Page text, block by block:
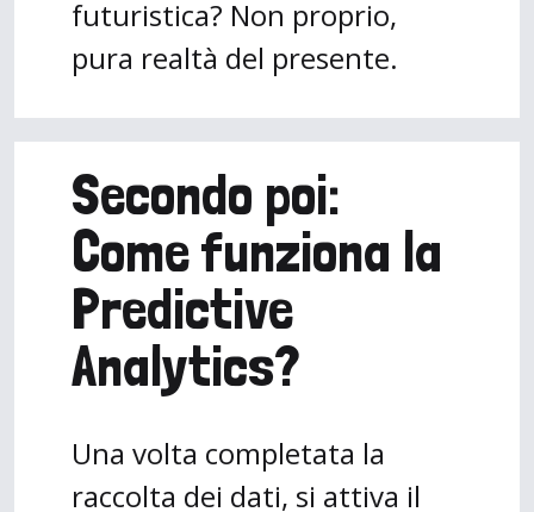
futuristica? Non proprio,
pura realtà del presente.
Secondo poi:
Come funziona la
Predictive
Analytics?
Una volta completata la
raccolta dei dati, si attiva il